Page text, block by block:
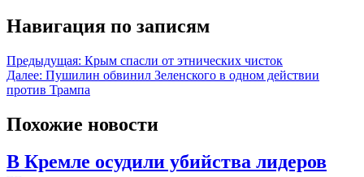
Навигация по записям
Предыдущая: Крым спасли от этнических чисток
Далее: Пушилин обвинил Зеленского в одном действии
против Трампа
Похожие новости
В Кремле осудили убийства лидеров